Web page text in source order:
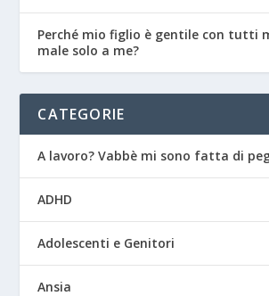
Perché mio figlio è gentile con tutti
male solo a me?
CATEGORIE
A lavoro? Vabbè mi sono fatta di
ADHD
Adolescenti e Genitori
Ansia